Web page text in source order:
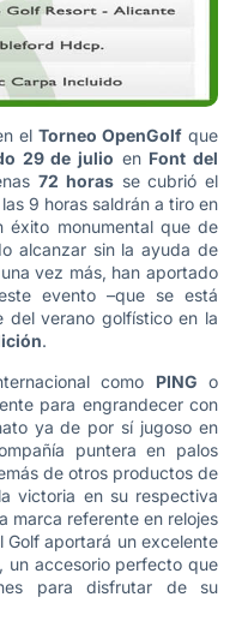
el Torneo OpenGolfque
29 de julio en Font del
72 horasse cubrió el
9 horas saldrán a tiro en
éxito monumental que de
alcanzar sin la ayuda de
vez más, han aportado
evento –que se está
del verano golfístico en la
.
como PING o
para engrandecer con
ya de por sí jugoso en
puntera en palos
de otros productos de
victoria en su respectiva
marca referente en relojes
Golf aportará un excelente
, un accesorio perfecto que
para disfrutar de su